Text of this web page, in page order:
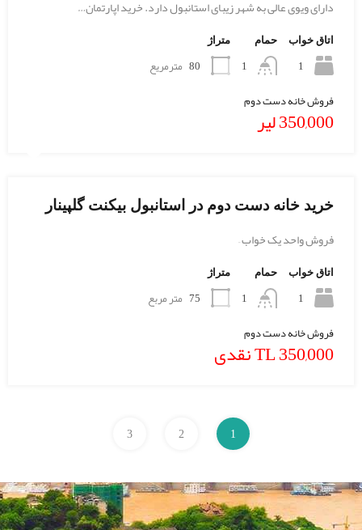
دارای ویوی عالی به شهر زیبای استانبول دارد. خرید اپارتمان…
اتاق خواب
1
حمام
1
متراژ
80 مترمریع
فروش خانه دست دوم
350,000 لیر
خرید خانه دست دوم در استانبول بیکنت گلپینار
فروش واحد یک خواب –
اتاق خواب
1
حمام
1
متراژ
75 متر مربع
فروش خانه دست دوم
TL 350,000 نقدی
1
2
3